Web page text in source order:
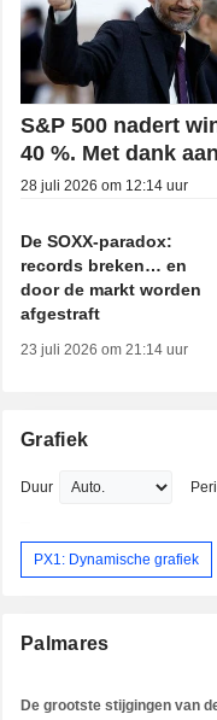
S&P 500 nadert
40 %. Met dank
28 juli 2026 om 12:14 uur
De SOXX-paradox:
records breken… en
door de markt worden
afgestraft
23 juli 2026 om 21:14 uur
Grafiek
Duur
PX1: Dynamische grafiek
Palmares
De grootste stijgingen van